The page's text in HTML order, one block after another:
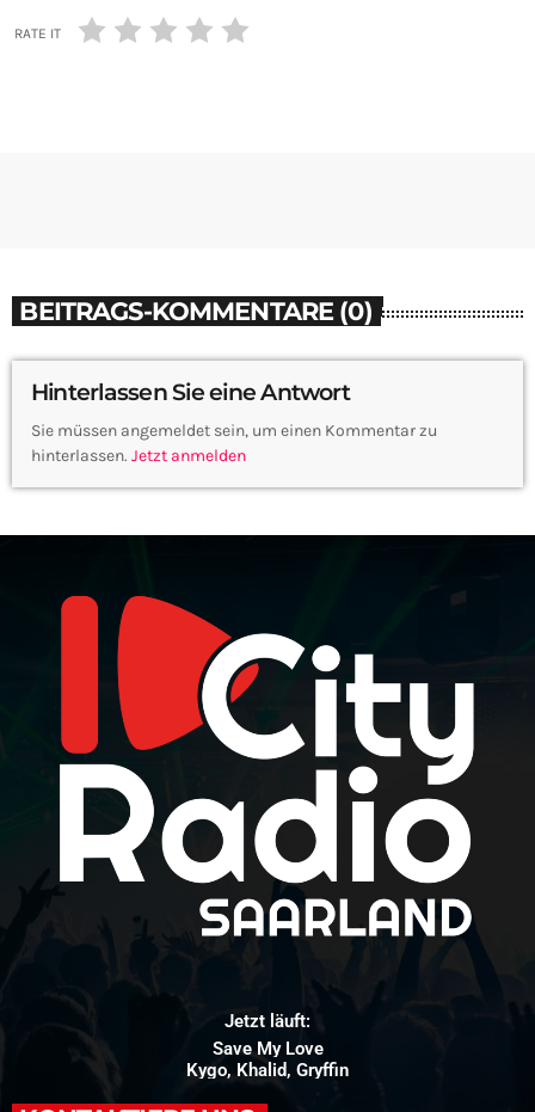
RATE IT
BEITRAGS-KOMMENTARE (0)
Hinterlassen Sie eine Antwort
Sie müssen angemeldet sein, um einen Kommentar zu
hinterlassen. Jetzt anmelden
Jetzt läuft:
Save My Love
Kygo, Khalid, Gryffin